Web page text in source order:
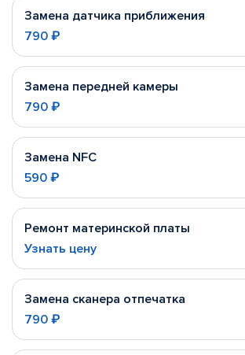
Замена датчика приближения
790 ₽
Замена передней камеры
790 ₽
Замена NFC
590 ₽
Ремонт материнской платы
Узнать цену
Замена сканера отпечатка
790 ₽